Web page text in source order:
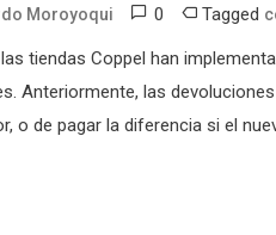
Moroyoqui 0 Tagged
tiendas Coppel han
Anteriormente, las
o de pagar la diferencia si el